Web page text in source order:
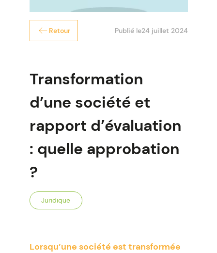
Retour Publié le24 juillet 2024
Transformation
d’une société et
rapport d’évaluation
: quelle approbation
?
Juridique
Lorsqu’une société est transformée